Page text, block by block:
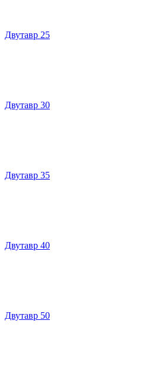
Двутавр 25
Двутавр 30
Двутавр 35
Двутавр 40
Двутавр 50